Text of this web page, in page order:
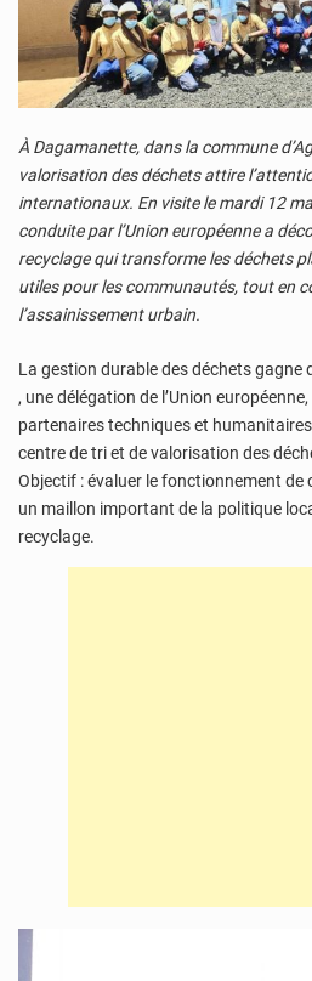
À Dagamanette, dans la commune
valorisation des déchets attire
internationaux. En visite le mardi 12
conduite par l’Union européenne a
recyclage qui transforme les déchets
utiles pour les communautés, tout en
l’assainissement urbain.
La gestion durable des déchets gagne
, une délégation de l’Union
partenaires techniques et
centre de tri et de valorisation des
Objectif : évaluer le fonctionnement
un maillon important de la politique
recyclage.